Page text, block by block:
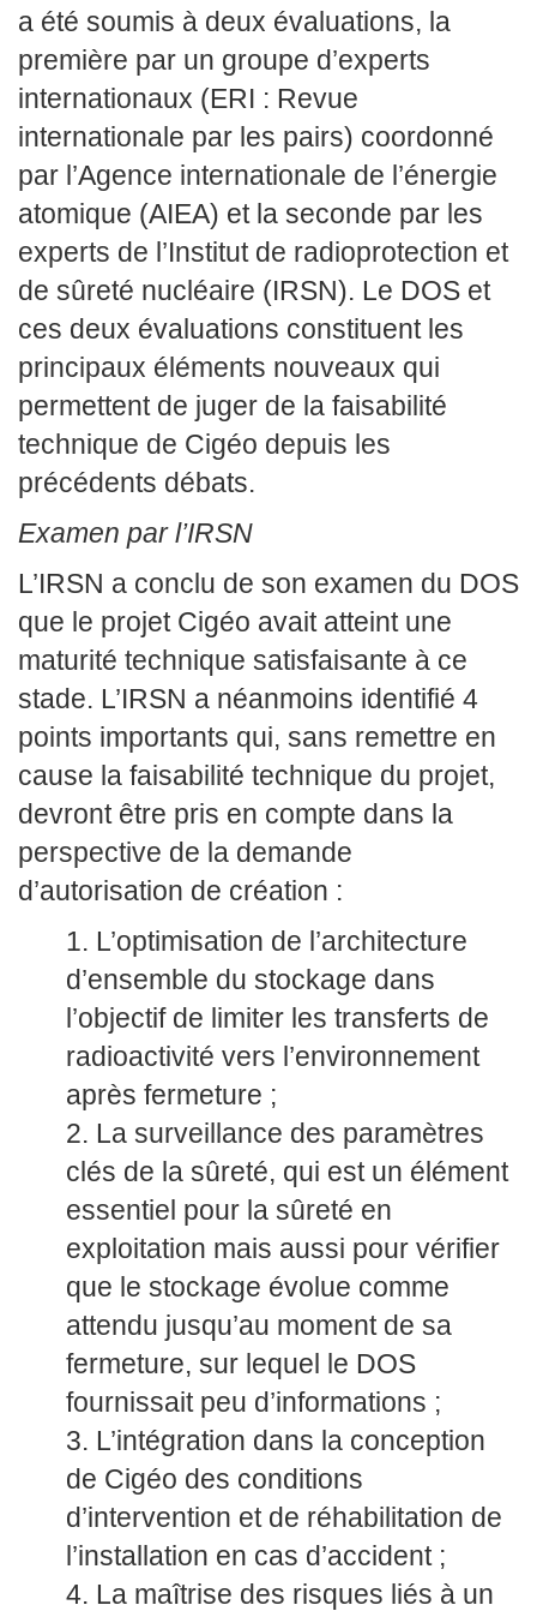
a été soumis à deux évaluations, la
première par un groupe d’experts
internationaux (ERI : Revue
internationale par les pairs) coordonné
par l’Agence internationale de l’énergie
atomique (AIEA) et la seconde par les
experts de l’Institut de radioprotection et
de sûreté nucléaire (IRSN). Le DOS et
ces deux évaluations constituent les
principaux éléments nouveaux qui
permettent de juger de la faisabilité
technique de Cigéo depuis les
précédents débats.
Examen par l’IRSN
L’IRSN a conclu de son examen du DOS
que le projet Cigéo avait atteint une
maturité technique satisfaisante à ce
stade. L’IRSN a néanmoins identifié 4
points importants qui, sans remettre en
cause la faisabilité technique du projet,
devront être pris en compte dans la
perspective de la demande
d’autorisation de création :
L’optimisation de l’architecture
d’ensemble du stockage dans
l’objectif de limiter les transferts de
radioactivité vers l’environnement
après fermeture ;
La surveillance des paramètres
clés de la sûreté, qui est un élément
essentiel pour la sûreté en
exploitation mais aussi pour vérifier
que le stockage évolue comme
attendu jusqu’au moment de sa
fermeture, sur lequel le DOS
fournissait peu d’informations ;
L’intégration dans la conception
de Cigéo des conditions
d’intervention et de réhabilitation de
l’installation en cas d’accident ;
La maîtrise des risques liés à un